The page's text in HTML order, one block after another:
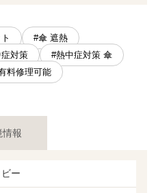
#傘 遮熱
対策
#熱中症対策 傘
料修理可能
情報
ー